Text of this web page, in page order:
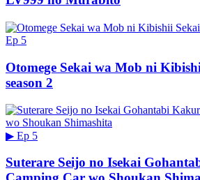
Ep 5
Otomege Sekai wa Mob ni
season 2
▶ Ep 5
Suterare Seijo no Isekai